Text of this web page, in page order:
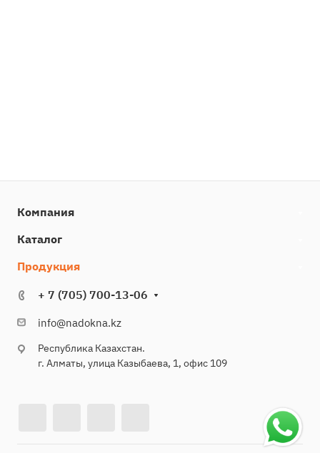
Компания
Каталог
Продукция
+ 7 (705) 700-13-06
info@nadokna.kz
Республика Казахстан.
г. Алматы, улица Казыбаева, 1, офис 109